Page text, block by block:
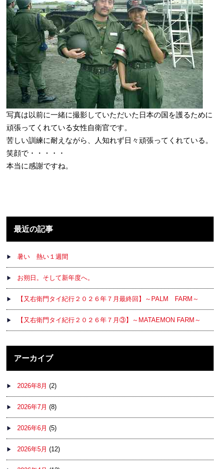
写真は以前に一緒に撮影していただいた日本の国を護るために
頑張ってくれている女性自衛官です。
苦しい訓練に耐えながら、人知れず日々頑張ってくれている。
笑顔で・・・・・
本当に感謝ですね。
最近の記事
暑い 熱い１週間
お朔日。そして新年度へ。
【又右衛門タイ紀行２０２６年７月最終回】～PALM FARM～
【又右衛門タイ紀行２０２６年７月③】～MATAEMON FARM～
アーカイブ
2026年8月 (2)
2026年7月 (8)
2026年6月 (5)
2026年5月 (12)